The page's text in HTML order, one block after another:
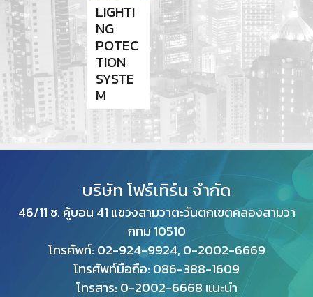
LIGHTI
NG
POTEC
TION
SYSTE
M
บริษัท โฟร์เทิร์น จำกัด
46/11 ซ. คู้บอน 41 แขวงสามวาตะวันตกเขตคลองสามวา
กทม 10510
โทรศัพท์: 02-924-9924, 0-2002-6669
โทรศัพท์มือถือ: 086-388-1609
โทรสาร: 0-2002-6668 แนะนำ